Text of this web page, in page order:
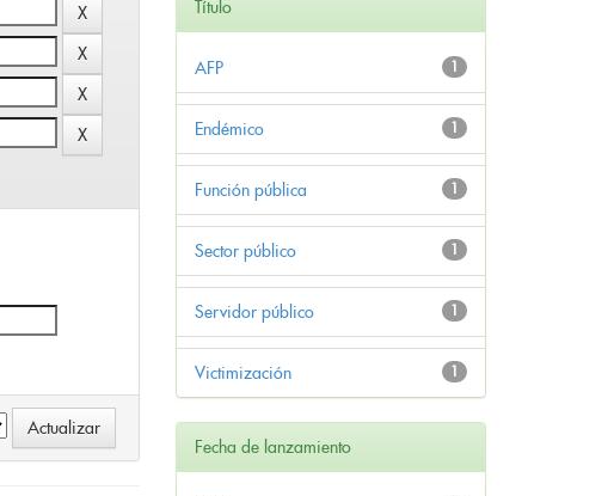
Título
1
AFP
1
Endémico
1
Función pública
1
Sector público
1
Servidor público
1
Victimización
Fecha de lanzamiento